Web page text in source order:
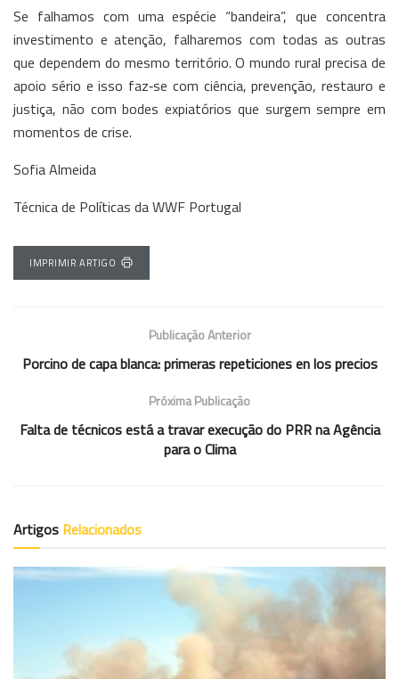
Se falhamos com uma espécie “bandeira”, que concentra
investimento e atenção, falharemos com todas as outras
que dependem do mesmo território. O mundo rural precisa de
apoio sério e isso faz‑se com ciência, prevenção, restauro e
justiça, não com bodes expiatórios que surgem sempre em
momentos de crise.
Sofia Almeida
Técnica de Políticas da WWF Portugal
IMPRIMIR ARTIGO
Publicação Anterior
Porcino de capa blanca: primeras repeticiones en los precios
Próxima Publicação
Falta de técnicos está a travar execução do PRR na Agência
para o Clima
Artigos Relacionados